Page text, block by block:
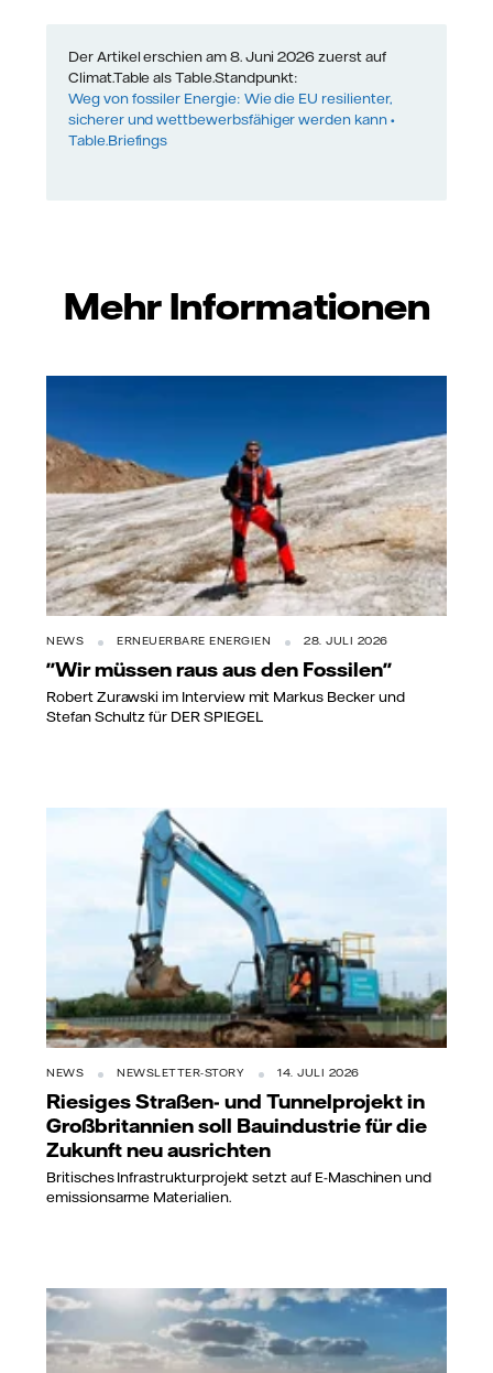
Der Artikel erschien am 8. Juni 2026 zuerst auf
Climat.Table als Table.Standpunkt:
Weg von fossiler Energie: Wie die EU resilienter,
sicherer und wettbewerbsfähiger werden kann •
Table.Briefings
Mehr Informationen
NEWS ERNEUERBARE ENERGIEN 28. JULI 2026
"Wir müssen raus aus den Fossilen"
Robert Zurawski im Interview mit Markus Becker und
Stefan Schultz für DER SPIEGEL
NEWS NEWSLETTER-STORY 14. JULI 2026
Riesiges Straßen- und Tunnelprojekt in
Großbritannien soll Bauindustrie für die
Zukunft neu ausrichten
Britisches Infrastrukturprojekt setzt auf E-Maschinen und
emissionsarme Materialien.